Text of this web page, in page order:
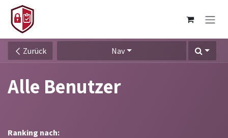
Zum Inhalt springen
Zurück Nav
Alle Benutzer
Ranking nach: